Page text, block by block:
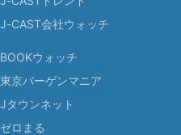
J-CAST会社ウォッチ
BOOKウォッチ
東京バーゲンマニア
Jタウンネット
ゼロまる